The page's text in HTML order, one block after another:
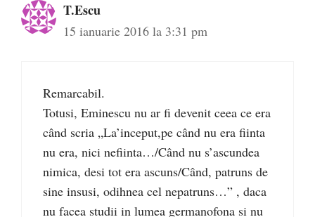
T.Escu
15 ianuarie 2016 la 3:31 pm
Remarcabil.
Totusi, Eminescu nu ar fi devenit ceea ce era
când scria „La’inceput,pe când nu era fiinta
nu era, nici nefiinta…/Când nu s’ascundea
nimica, desi tot era ascuns/Când, patruns de
sine insusi, odihnea cel nepatruns…” , daca
nu facea studii in lumea germanofona si nu